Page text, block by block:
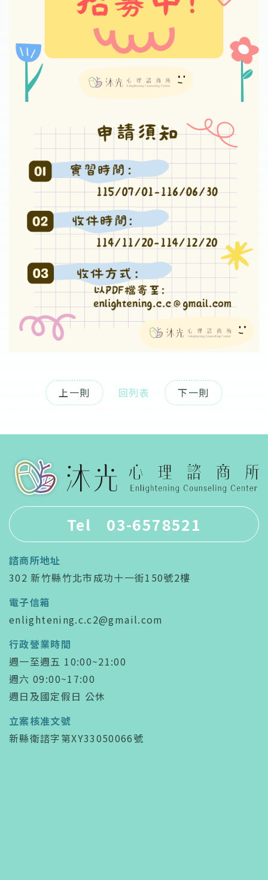
上一則 回列表 下一則
Tel 03-6578521
諮商所地址
302 新竹縣竹北市成功十一街150號2樓
電子信箱
enlightening.c.c2@gmail.com
行政營業時間
週一至週五 10:00~21:00
週六 09:00~17:00
週日及國定假日 公休
立案核准文號
新縣衛諮字第XY33050066號